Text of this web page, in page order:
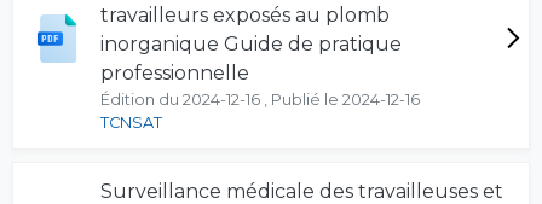
travailleurs exposés au plomb
inorganique Guide de pratique
professionnelle
Édition du 2024-12-16 , Publié le 2024-12-16
TCNSAT
Surveillance médicale des travailleuses et